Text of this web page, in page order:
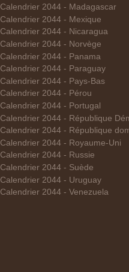
Calendrier 2044 - Madagascar
Calendrier 2044 - Mexique
Calendrier 2044 - Nicaragua
Calendrier 2044 - Norvège
Calendrier 2044 - Panama
Calendrier 2044 - Paraguay
Calendrier 2044 - Pays-Bas
Calendrier 2044 - Pérou
Calendrier 2044 - Portugal
Calendrier 2044 - République
Calendrier 2044 - République
Calendrier 2044 - Royaume-Uni
Calendrier 2044 - Russie
Calendrier 2044 - Suède
Calendrier 2044 - Uruguay
Calendrier 2044 - Venezuela